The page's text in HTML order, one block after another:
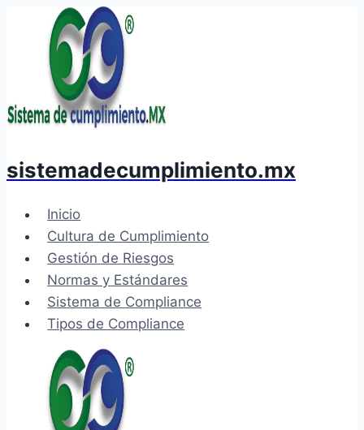
contenido
sistemadecumplimiento.mx
Inicio
Cultura de Cumplimiento
Gestión de Riesgos
Normas y Estándares
Sistema de Compliance
Tipos de Compliance